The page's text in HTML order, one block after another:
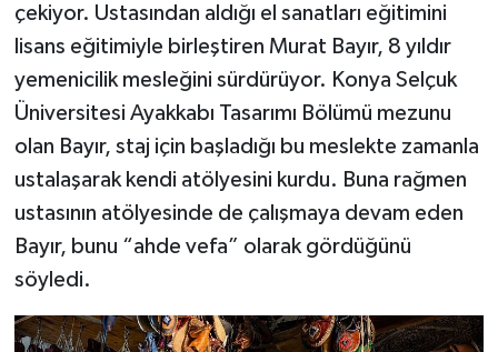
çekiyor. Ustasından aldığı el sanatları eğitimini
lisans eğitimiyle birleştiren Murat Bayır, 8 yıldır
yemenicilik mesleğini sürdürüyor. Konya Selçuk
Üniversitesi Ayakkabı Tasarımı Bölümü mezunu
olan Bayır, staj için başladığı bu meslekte zamanla
ustalaşarak kendi atölyesini kurdu. Buna rağmen
ustasının atölyesinde de çalışmaya devam eden
Bayır, bunu “ahde vefa” olarak gördüğünü
söyledi.